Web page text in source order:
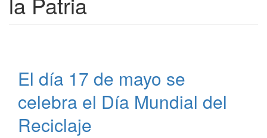
El día 17 de mayo se
celebra el Día Mundial del
Reciclaje